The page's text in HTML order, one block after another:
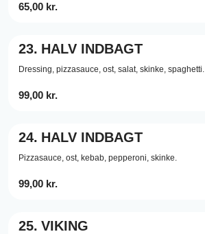
65,00 kr.
23. HALV INDBAGT
Dressing, pizzasauce, ost, salat, skinke, spaghetti.
99,00 kr.
24. HALV INDBAGT
Pizzasauce, ost, kebab, pepperoni, skinke.
99,00 kr.
25. VIKING